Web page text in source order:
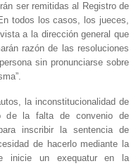
ser remitidas al Registro de
todos los casos, los jueces,
a la dirección general que
razón de las resoluciones
sin pronunciarse sobre
la inconstitucionalidad de
de la falta de convenio de
inscribir la sentencia de
de hacerlo mediante la
inicie un exequatur en la